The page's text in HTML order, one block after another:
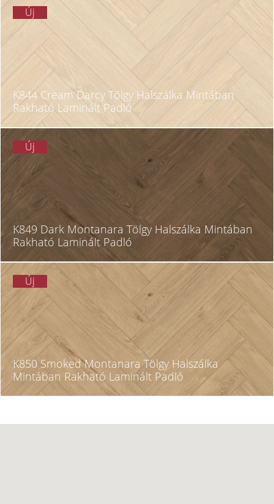
Új
K844 Cream Darcy Tölgy Halszálka Mintában
Rakható Laminált Padló
Új
K849 Dark Montanara Tölgy Halszálka Mintában
Rakható Laminált Padló
Új
K850 Smoked Montanara Tölgy Halszálka
Mintában Rakható Laminált Padló